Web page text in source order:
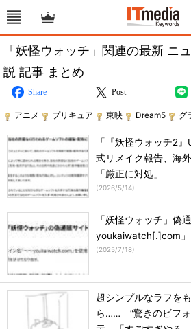
「妖怪ウォッチ」関連の最新 ニ
説 記事 まとめ
Share Post
アニメ プリキュア 東映 Dream5 グ
「『妖怪ウォッチ2
式リメイク報告、海
「厳正に対処」
(2026/5/14)
「妖怪ウォッチ」偽
youkaiwatch[.]com」
(2025/7/18)
超シンプルなラフを
ら…… “驚きのビフォ